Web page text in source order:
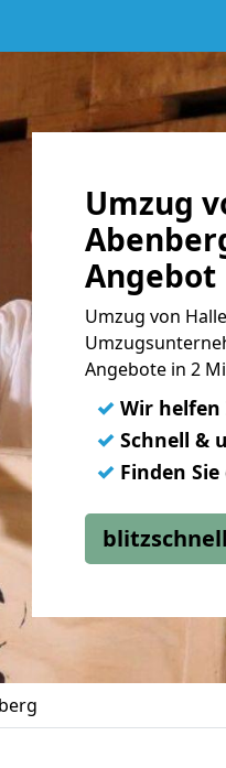
Umzug
Angebot
Umzug von
Angebote in 2
✓ Wir
✓ Schnell &
✓ Finden